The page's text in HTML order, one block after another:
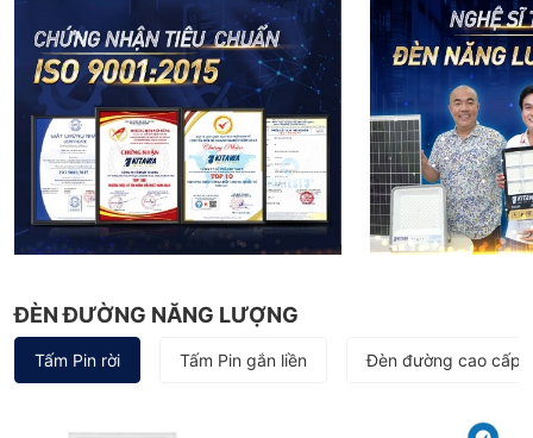
ĐÈN ĐƯỜNG NĂNG LƯỢNG
Tấm Pin rời Tấm Pin gắn liền Đèn đường cao cấp